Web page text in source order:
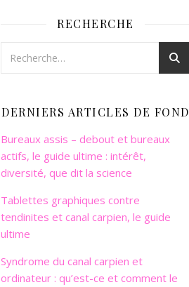
RECHERCHE
DERNIERS ARTICLES DE FOND
Bureaux assis – debout et bureaux
actifs, le guide ultime : intérêt,
diversité, que dit la science
Tablettes graphiques contre
tendinites et canal carpien, le guide
ultime
Syndrome du canal carpien et
ordinateur : qu’est-ce et comment le